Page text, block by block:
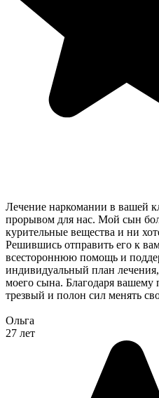
Лечение наркомании в вашей
прорывом для нас. Мой сын
курительные вещества и ни
Решившись отправить его к
всестороннюю помощь и
индивидуальный план
моего сына. Благодаря вашему
трезвый и полон сил менять
Ольга
27 лет